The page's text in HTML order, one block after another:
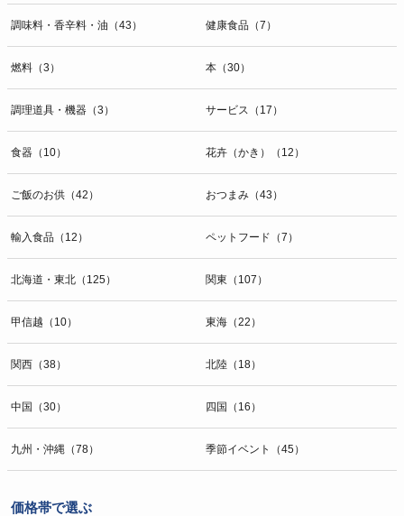
調味料・香辛料・油（43） 健康食品（7）
燃料（3） 本（30）
調理道具・機器（3） サービス（17）
食器（10） 花卉（かき）（12）
ご飯のお供（42） おつまみ（43）
輸入食品（12） ペットフード（7）
北海道・東北（125） 関東（107）
甲信越（10） 東海（22）
関西（38） 北陸（18）
中国（30） 四国（16）
九州・沖縄（78） 季節イベント（45）
価格帯で選ぶ